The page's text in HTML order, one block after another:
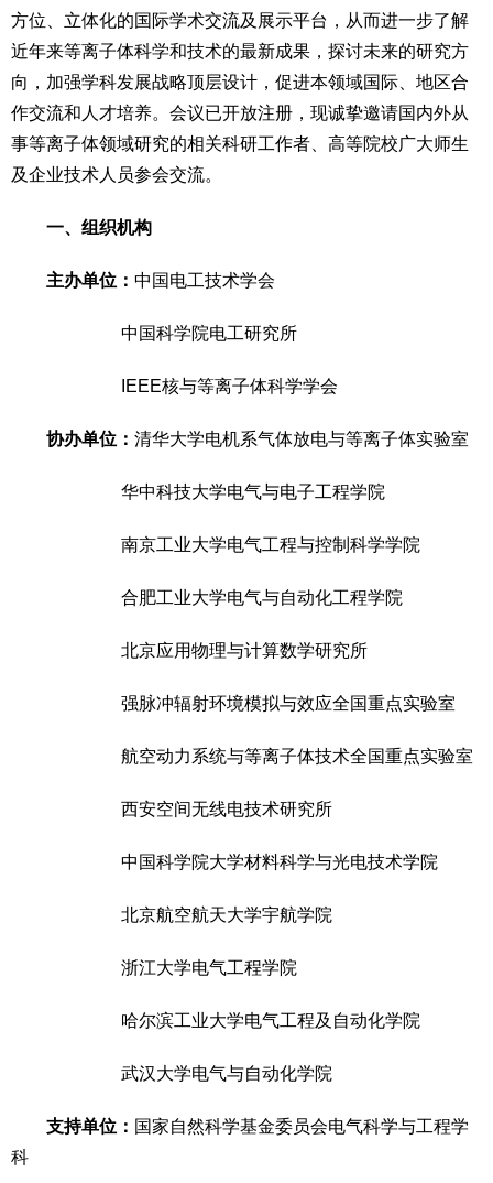
方位、立体化的国际学术交流及展示平台，从而进一步了解
近年来等离子体科学和技术的最新成果，探讨未来的研究方
向，加强学科发展战略顶层设计，促进本领域国际、地区合
作交流和人才培养。会议已开放注册，现诚挚邀请国内外从
事等离子体领域研究的相关科研工作者、高等院校广大师生
及企业技术人员参会交流。
一、组织机构
主办单位： 中国电工技术学会
中国科学院电工研究所
IEEE核与等离子体科学学会
协办单位： 清华大学电机系气体放电与等离子体实验室
华中科技大学电气与电子工程学院
南京工业大学电气工程与控制科学学院
合肥工业大学电气与自动化工程学院
北京应用物理与计算数学研究所
强脉冲辐射环境模拟与效应全国重点实验室
航空动力系统与等离子体技术全国重点实验室
西安空间无线电技术研究所
中国科学院大学材料科学与光电技术学院
北京航空航天大学宇航学院
浙江大学电气工程学院
哈尔滨工业大学电气工程及自动化学院
武汉大学电气与自动化学院
支持单位： 国家自然科学基金委员会电气科学与工程学
科